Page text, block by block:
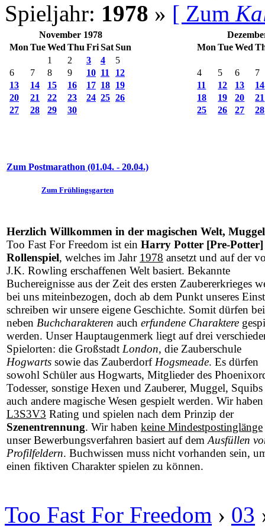
Spieljahr: 1978 » [ Zum
November 1978
Mon TueWed Thu FriSatSun
1
2 3 4
5
6
7 8 9 10 11
12
13
14 15 16 17 18 19
20
21 22 23 24 25 26
27
28 29 30
Mon TueWed
4 5 6
7
11
12 13
14
18
19 20
21
25
26 27 28
Zum Postmarathon (01.04. - 20.04.)
Zum Frühlingsgarten
Herzlich Willkommen in der magischen Welt, Muggel
Too Fast For Freedom ist ein Harry Potter [Pre-Potter]
Rollenspiel, welches im Jahr 1978 ansetzt und auf der
J.K. Rowling erschaffenen Welt basiert. Bekannte
Buchereignisse aus der Zeit des ersten Zaubererkrieges
bei uns miteinbezogen, doch ab dem Punkt unseres
schreiben wir unsere eigene Geschichte. Somit dürfen
neben Buchcharakteren auch erfundene Charaktere
werden. Unser Hauptaugenmerk liegt auf drei
Spielorten: die Großstadt London, die Zauberschule
Hogwarts sowie das Zauberdorf Hogsmeade. Es dürfen
sowohl Schüler aus Hogwarts, Mitglieder des
Todesser, sonstige Hexen und Zauberer, Muggel, Squibs
auch andere magische Wesen gespielt werden. Wir
L3S3V3 Rating und spielen nach dem Prinzip der
Szenentrennung. Wir haben keine Mindestpostinglänge
unser Bewerbungsverfahren basiert auf dem Ausfüllen
Profilfeldern. Buchwissen muss nicht vorhanden sein,
einen fiktiven Charakter spielen zu können.
Too Fast For Freedom › 03